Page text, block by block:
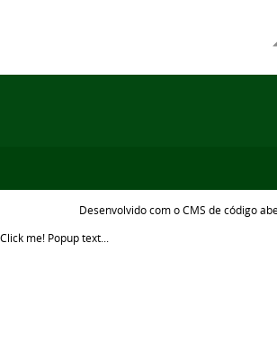
Desenvolvido com o CMS de código
Click me! Popup text...